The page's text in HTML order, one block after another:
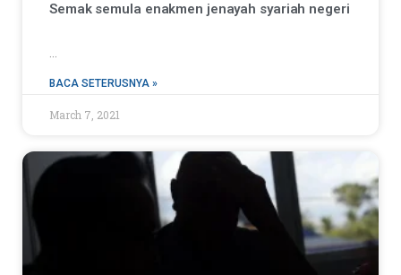
Semak semula enakmen jenayah syariah negeri
BACA SETERUSNYA »
March 7, 2021